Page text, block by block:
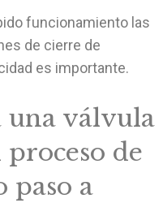
funcionamiento las
de cierre de
es importante.
una válvula
de
paso a